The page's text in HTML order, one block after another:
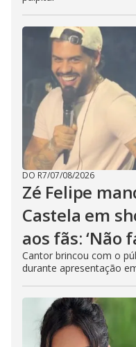
DO R7/07/08/2026
Zé Felipe
Castela em
aos fãs: ‘Não
Cantor brincou com o
durante apresentação